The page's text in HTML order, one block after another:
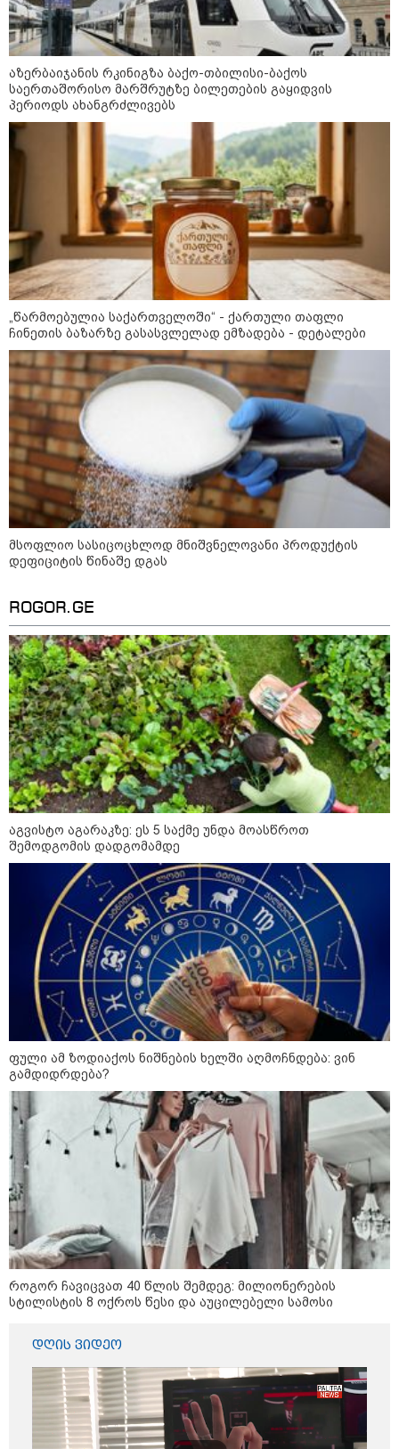
16:41 / 08-08-2026
"კაპროვანში ზღვამ კიდევ ერთი
ჭურვი გამორიყა, ადგილზე
მობილიზებულია პოლიცია და
კადრებს აქვეყნებს თათია
ნიკოლაშვილი?
15:58 / 08-08-2026
"ახლა მე ერთი წინადადება
რომ ვთქვა, ის გახდის ნათელს,
თუ რატომ იყო ნია იმნაძე
წამქეზებელი, ნია იმნაძისგან
გამოსული ინფორმაციაა ეს...
მას მაქსიმალური სასჯელი
მიესჯება " - ეკა კუპატაძე
კატეგორიის ყველა სიახლე
მკითხველის რჩევით
"ბულგარეთის საჰაერო
სივრცეში დრონი
აფეთქდა" -
ბულგარეთის პრემიერ-
მინისტრი
რომელზეც ახლა
ვისაუბრებ, ნია იმნაძის
ერთ-ერთმა მეგობარმა
გამომიგზავნა..." - ეკა
კუპატაძე
"გიზიარებთ კადრებს
აფხაზეთიდან... ვიცი, ბევრს
გაინტერესებთ, როგორია
იქაურობა დღეს" - რა ვიდეო
ვრცელდება სოციალურ ქსელში?
"ზღვამ კიდევ ერთი ჭურვი
გამორიყა" - რა კადრები
ვრცელდება სოციალურ ქსელში?
სექტემბრიდან ამოქმედდება და
60 წელს გადაცილებულ პირებს
შეეხებათ! - საქართველოს
ეროვნული ბანკი განცხადებას
ავრცელებს
"ფოტოსურათი, რომელზეც ახლა
ვისაუბრებ, ნია იმნაძის ერთ-
ერთმა მეგობარმა გამომიგზავნა..."
- ეკა კუპატაძე
პოლიტიკა
აზერბაიჯანის რკინიგზა ბაქო-თბილისი-ბაქოს
საერთაშორისო მარშრუტზე ბილეთების გაყიდვის
პერიოდს ახანგრძლივებს
„წარმოებულია საქართველოში“ - ქართული თაფლი
ჩინეთის ბაზარზე გასასვლელად ემზადება - დეტალები
მსოფლიო სასიცოცხლოდ მნიშვნელოვანი პროდუქტის
დეფიციტის წინაშე დგას
ROGOR.GE
აგვისტო აგარაკზე: ეს 5 საქმე უნდა მოასწროთ
შემოდგომის დადგომამდე
ფული ამ ზოდიაქოს ნიშნების ხელში აღმოჩნდება: ვინ
გამდიდრდება?
როგორ ჩავიცვათ 40 წლის შემდეგ: მილიონერების
სტილისტის 8 ოქროს წესი და აუცილებელი სამოსი
დღის ვიდეო